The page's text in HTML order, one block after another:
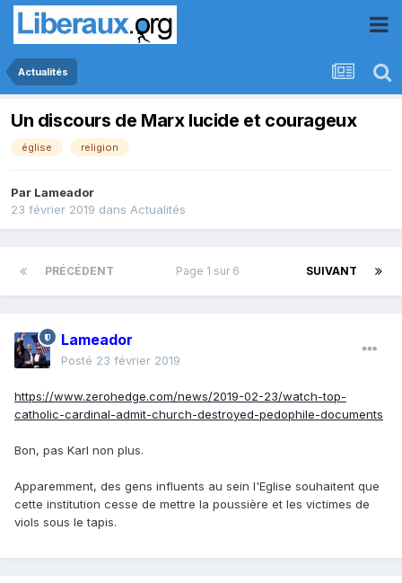
Actualités
Un discours de Marx lucide et courageux
église religion
Par Lameador
23 février 2019 dans Actualités
PRÉCÉDENT SUIVANT
Page 1 sur 6
Lameador
Posté 23 février 2019
https://www.zerohedge.com/news/2019-02-23/watch-top-
catholic-cardinal-admit-church-destroyed-pedophile-documents
Bon, pas Karl non plus.
Apparemment, des gens influents au sein l'Eglise souhaitent que
cette institution cesse de mettre la poussière et les victimes de
viols sous le tapis.